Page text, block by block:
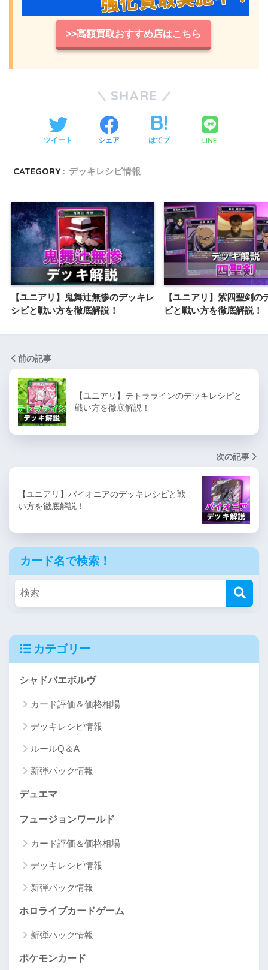
>>高額買取おすすめ店はこちら
SHARE
ツイート シェア はてブ LINE
CATEGORY : デッキレシピ情報
【ユニアリ】鬼舞辻無惨のデッキレ
シピと戦い方を徹底解説！
【ユニアリ】紫四聖剣の
ピと戦い方を徹底解説！
前の記事
【ユニアリ】テトララインのデッキレシピと
戦い方を徹底解説！
次の記事
【ユニアリ】パイオニアのデッキレシピと戦
い方を徹底解説！
カード名で検索！
カテゴリー
シャドバエボルヴ
カード評価＆価格相場
デッキレシピ情報
ルールQ＆A
新弾パック情報
デュエマ
フュージョンワールド
カード評価＆価格相場
デッキレシピ情報
新弾パック情報
ホロライブカードゲーム
新弾パック情報
ポケモンカード